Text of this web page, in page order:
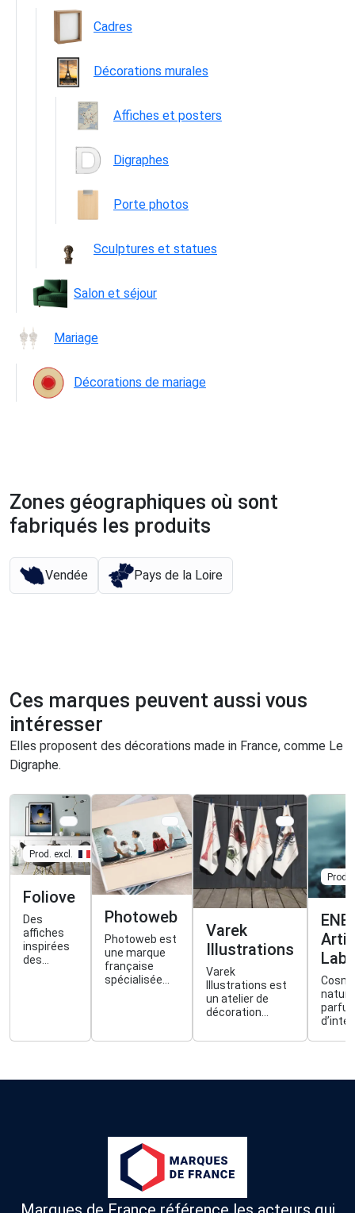
Cadres
Décorations murales
Affiches et posters
Digraphes
Porte photos
Sculptures et statues
Salon et séjour
Mariage
Décorations de mariage
Zones géographiques où sont
fabriqués les produits
Vendée Pays de la Loire
Ces marques peuvent aussi vous
intéresser
Elles proposent des décorations made in France, comme Le
Digraphe.
Prod. excl.
Foliove
Des
affiches
inspirées
des
en
Photoweb
Photoweb est
une marque
française
spécialisée
Varek
Illustrations
Varek
Illustrations est
un atelier de
décoration
marine et initié
pêcheurs.
Prod.